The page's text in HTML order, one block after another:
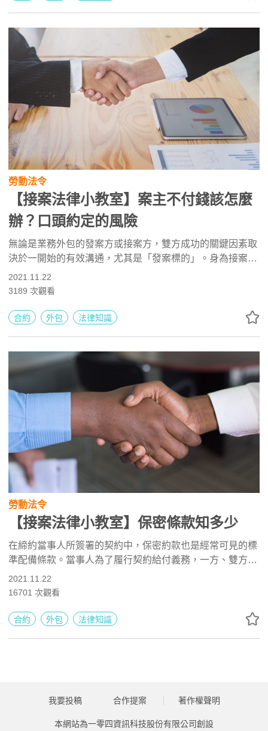
勞動法令
【接案法律小教室】案主不付錢該怎麼
辦？口頭約定的風險
無論是業務外包的發案方或接案方，雙方成功的關鍵因素取
決於一開始的有效溝通，尤其是「發案標的」。身為接案方
的你，一定要在雙方握手敲定前，與發案方確認「發案標
的」之範疇，並將之白紙黑字載明於契約或其他可資證明的
了！
2021.11.22
3189 次觀看
合約 外包 法律知識
勞動法令
【接案法律小教室】保密條款知多少
在締約當事人所簽署的契約中，保密約款也是經常可見的標
準配備條款。當事人為了履行契約給付義務，一方、雙方或
多方常有需要揭露屬於自己所有的機密資料予他方，此時，
接收機密資料的一方，自然需負起保密義務，始能保護揭露
用，不得擅自公開或洩漏予不知或無權知悉之人。
2021.11.22
16701 次觀看
合約 外包 法律知識
我要投稿 合作提案 著作權聲明
本網站為一零四資訊科技股份有限公司創設